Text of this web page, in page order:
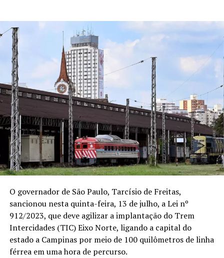
O governador de São Paulo, Tarcísio de Freitas,
sancionou nesta quinta-feira, 13 de julho, a Lei nº
912/2023, que deve agilizar a implantação do Trem
Intercidades (TIC) Eixo Norte, ligando a capital do
estado a Campinas por meio de 100 quilômetros de linha
férrea em uma hora de percurso.